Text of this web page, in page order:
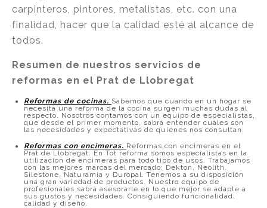
carpinteros, pintores, metalistas, etc. con una
finalidad, hacer que la calidad esté al alcance de
todos.
Resumen de nuestros servicios de
reformas en el Prat de Llobregat
Reformas de cocinas. Sabemos que cuando en un hogar se
necesita una reforma de la cocina surgen muchas dudas al
respecto. Nosotros contamos con un equipo de especialistas,
que desde el primer momento, sabrá entender cuáles son
las necesidades y expectativas de quienes nos consultan.
Reformas con encimeras. Reformas con encimeras en el
Prat de Llobregat. En Tot reforma somos especialistas en la
utilización de encimeras para todo tipo de usos. Trabajamos
con las mejores marcas del mercado: Dekton, Neolith,
Silestone, Naturamia y Duropal. Tenemos a su disposición
una gran variedad de productos. Nuestro equipo de
profesionales sabrá asesorarle en lo que mejor se adapte a
sus gustos y necesidades. Consiguiendo funcionalidad,
calidad y diseño.